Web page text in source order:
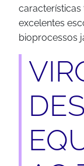
características
excelentes
bioprocessos